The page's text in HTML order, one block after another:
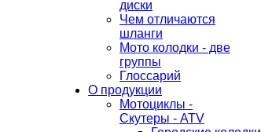
диски
Чем отличаются
шланги
Мото колодки - две
группы
Глоссарий
О продукции
Мотоциклы -
Скутеры - ATV